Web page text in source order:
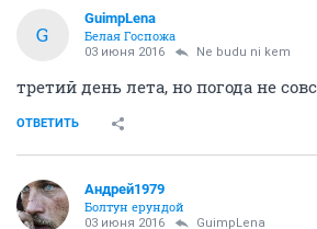
G
GuimpLena
Белая Госпожа
03 июня 2016 Ne budu ni kem
третий день лета, но погода не
ОТВЕТИТЬ
Андрей1979
Болтун ерундой
03 июня 2016 GuimpLena